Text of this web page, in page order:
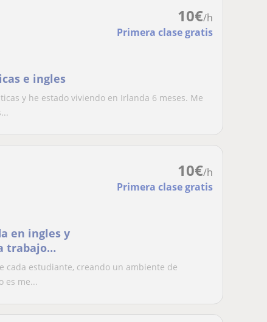
10€/h
Primera clase gratis
e ingles
y he estado viviendo en Irlanda 6 meses. Me
10€/h
Primera clase gratis
en ingles y
trabajo
cada estudiante, creando un ambiente de
es me...